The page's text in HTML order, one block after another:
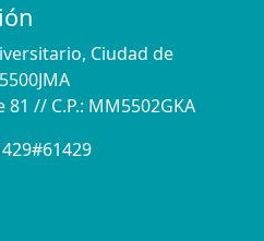
Ciudad de
// C.P.: MM5502GKA